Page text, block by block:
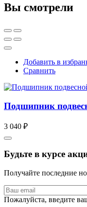
Вы смотрели
Добавить в
Сравнить
Подшипник
3 040 ₽
Будьте в курсе
Получайте последние
Пожалуйста, введите